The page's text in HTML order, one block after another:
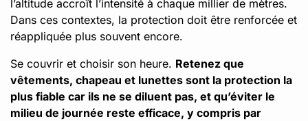
l’altitude accroît l’intensité à chaque millier de mètres.
Dans ces contextes, la protection doit être renforcée et
réappliquée plus souvent encore.
Se couvrir et choisir son heure. Retenez que
vêtements, chapeau et lunettes sont la protection la
plus fiable car ils ne se diluent pas, et qu’éviter le
milieu de journée reste efficace, y compris par